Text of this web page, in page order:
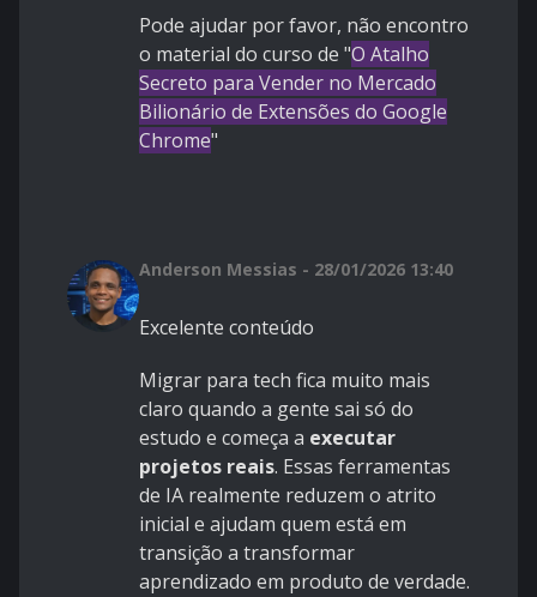
Pode ajudar por favor, não encontro
o material do curso de "O Atalho
Secreto para Vender no Mercado
Bilionário de Extensões do Google
Chrome"
Anderson Messias - 28/01/2026 13:40
Excelente conteúdo
Migrar para tech fica muito mais
claro quando a gente sai só do
estudo e começa a executar
projetos reais. Essas ferramentas
de IA realmente reduzem o atrito
inicial e ajudam quem está em
transição a transformar
aprendizado em produto de verdade.